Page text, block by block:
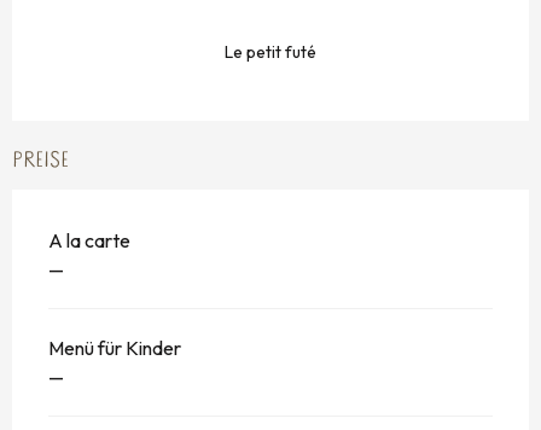
Le petit futé
PREISE
A la carte
—
Menü für Kinder
—